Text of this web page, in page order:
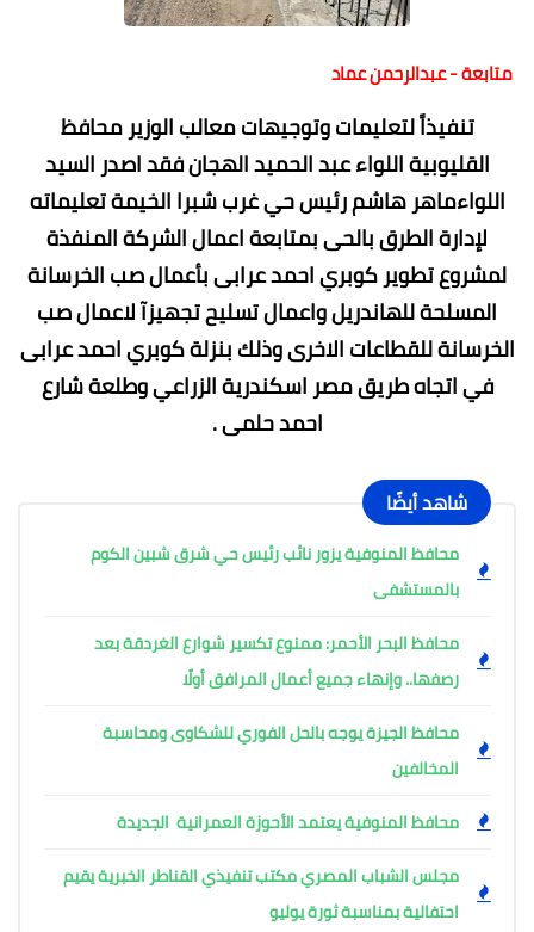
متابعة - عبدالرحمن عماد
تنفيذاً لتعليمات وتوجيهات معالب الوزير محافظ
القليوبية اللواء عبد الحميد الهجان فقد اصدر السيد
اللواءماهر هاشم رئيس حي غرب شبرا الخيمة تعليماته
لإدارة الطرق بالحى بمتابعة اعمال الشركة المنفذة
لمشروع تطوير كوبري احمد عرابى بأعمال صب الخرسانة
المسلحة للهاندريل واعمال تسليح تجهيزآ لاعمال صب
الخرسانة للقطاعات الاخرى وذلك بنزلة كوبري احمد عرابى
في اتجاه طريق مصر اسكندرية الزراعي وطلعة شارع
احمد حلمى .
شاهد أيضًا
محافظ المنوفية يزور نائب رئيس حي شرق شبين الكوم
بالمستشفى
محافظ البحر الأحمر: ممنوع تكسير شوارع الغردقة بعد
رصفها.. وإنهاء جميع أعمال المرافق أولًا
محافظ الجيزة يوجه بالحل الفوري للشكاوى ومحاسبة
المخالفين
محافظ المنوفية يعتمد الأحوزة العمرانية الجديدة
مجلس الشباب المصري مكتب تنفيذي القناطر الخبرية يقيم
احتفالية بمناسبة ثورة يوليو